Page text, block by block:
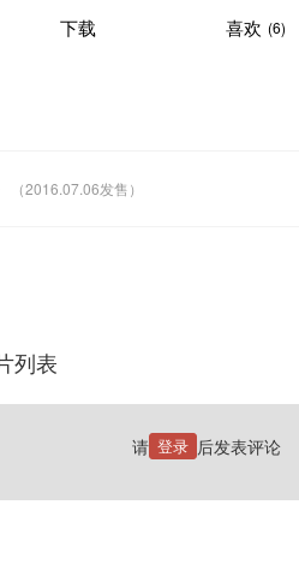
下载 喜欢 (6)
（2016.07.06发售）
列表
请 登录 后发表评论